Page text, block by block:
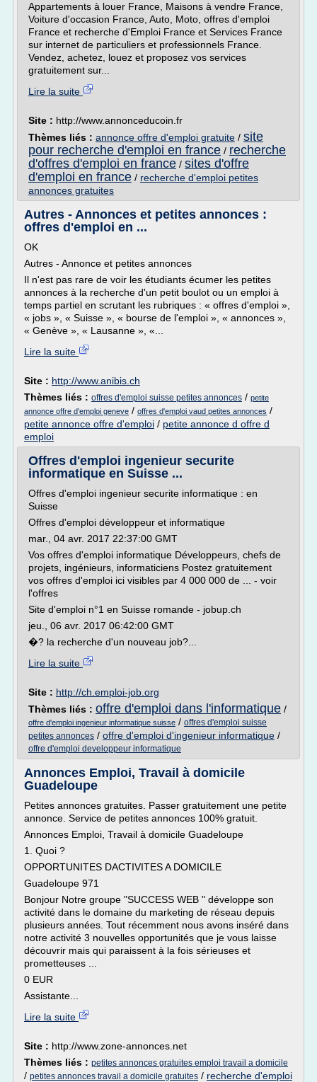
Appartements à louer France, Maisons à vendre France,
Voiture d'occasion France, Auto, Moto, offres d'emploi
France et recherche d'Emploi France et Services France
sur internet de particuliers et professionnels France.
Vendez, achetez, louez et proposez vos services
gratuitement sur...
Lire la suite
Site : http://www.annonceducoin.fr
Thèmes liés : annonce offre d'emploi gratuite / site
pour recherche d'emploi en france / recherche
d'offres d'emploi en france / sites d'offre
d'emploi en france / recherche d'emploi petites
annonces gratuites
Autres - Annonces et petites annonces :
offres d'emploi en ...
OK
Autres - Annonce et petites annonces
Il n'est pas rare de voir les étudiants écumer les petites
annonces à la recherche d'un petit boulot ou un emploi à
temps partiel en scrutant les rubriques : « offres d'emploi »,
« jobs », « Suisse », « bourse de l'emploi », « annonces »,
« Genève », « Lausanne », «...
Lire la suite
Site : http://www.anibis.ch
Thèmes liés : offres d'emploi suisse petites annonces / petite
annonce offre d'emploi geneve / offres d'emploi vaud petites annonces /
petite annonce offre d'emploi / petite annonce d offre d
emploi
Offres d'emploi ingenieur securite
informatique en Suisse ...
Offres d'emploi ingenieur securite informatique : en
Suisse
Offres d'emploi développeur et informatique
mar., 04 avr. 2017 22:37:00 GMT
Vos offres d'emploi informatique Développeurs, chefs de
projets, ingénieurs, informaticiens Postez gratuitement
vos offres d'emploi ici visibles par 4 000 000 de ... - voir
l'offres
Site d'emploi n°1 en Suisse romande - jobup.ch
jeu., 06 avr. 2017 06:42:00 GMT
�? la recherche d'un nouveau job?...
Lire la suite
Site : http://ch.emploi-job.org
Thèmes liés : offre d'emploi dans l'informatique /
offre d'emploi ingenieur informatique suisse / offres d'emploi suisse
petites annonces / offre d'emploi d'ingenieur informatique /
offre d'emploi developpeur informatique
Annonces Emploi, Travail à domicile
Guadeloupe
Petites annonces gratuites. Passer gratuitement une petite
annonce. Service de petites annonces 100% gratuit.
Annonces Emploi, Travail à domicile Guadeloupe
1. Quoi ?
OPPORTUNITES DACTIVITES A DOMICILE
Guadeloupe 971
Bonjour Notre groupe "SUCCESS WEB " développe son
activité dans le domaine du marketing de réseau depuis
plusieurs années. Tout récemment nous avons inséré dans
notre activité 3 nouvelles opportunités que je vous laisse
découvrir mais qui paraissent à la fois sérieuses et
prometteuses ...
0 EUR
Assistante...
Lire la suite
Site : http://www.zone-annonces.net
Thèmes liés : petites annonces gratuites emploi travail a domicile
/ petites annonces travail a domicile gratuites / recherche d'emploi